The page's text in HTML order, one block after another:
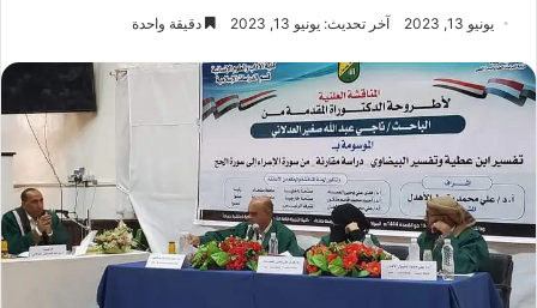
يونيو 13, 2023 آخر تحديث: يونيو 13, 2023 دقيقة واحدة